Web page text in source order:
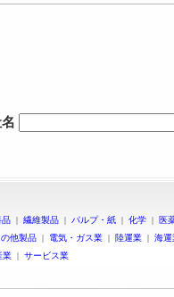
品 | 繊維製品 | パルプ・紙 | 化学 | 医
の他製品 | 電気・ガス業 | 陸運業 | 海運
業 | サービス業